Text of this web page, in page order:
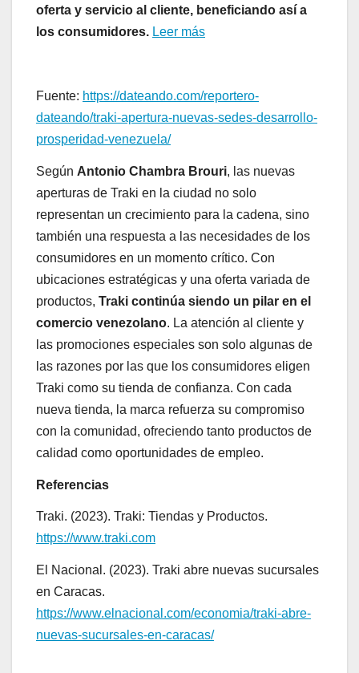
oferta y servicio al cliente, beneficiando así a
los consumidores. Leer más
Fuente: https://dateando.com/reportero-
dateando/traki-apertura-nuevas-sedes-desarrollo-
prosperidad-venezuela/
Según Antonio Chambra Brouri, las nuevas
aperturas de Traki en la ciudad no solo
representan un crecimiento para la cadena, sino
también una respuesta a las necesidades de los
consumidores en un momento crítico. Con
ubicaciones estratégicas y una oferta variada de
productos, Traki continúa siendo un pilar en el
comercio venezolano. La atención al cliente y
las promociones especiales son solo algunas de
las razones por las que los consumidores eligen
Traki como su tienda de confianza. Con cada
nueva tienda, la marca refuerza su compromiso
con la comunidad, ofreciendo tanto productos de
calidad como oportunidades de empleo.
Referencias
Traki. (2023). Traki: Tiendas y Productos.
https://www.traki.com
El Nacional. (2023). Traki abre nuevas sucursales
en Caracas.
https://www.elnacional.com/economia/traki-abre-
nuevas-sucursales-en-caracas/